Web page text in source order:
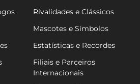
Rivalidades e Clássicos
Mascotes e Símbolos
Estatísticas e Recordes
Filiais e Parceiros
Internacionais